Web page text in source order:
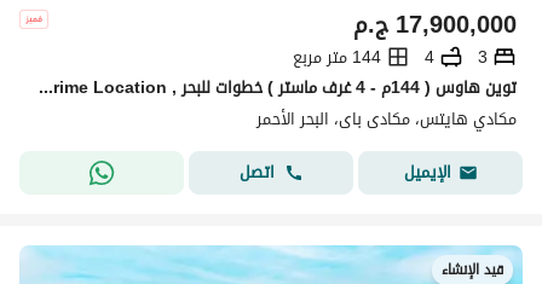
ج.م17,900,000
3
4
144 متر مربع
توين هاوس ( 144م - 4 غرف ماستر ) خطوات للبحر , Prime Location - فيو لاحون + بحر ( All directions ) مدينه الغردقه , بجوار مكادي ريزورت و Stella Makadi
مكادي هايتس، مكادى باى، البحر الأحمر
الإيميل
اتصل
قيد الإنشاء